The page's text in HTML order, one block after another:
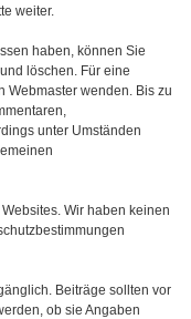
weiter.
haben, können Sie
löschen. Für eine
Webmaster wenden. Bis zu
unter Umständen
Wir haben keinen
Beiträge sollten vor
ob sie Angaben